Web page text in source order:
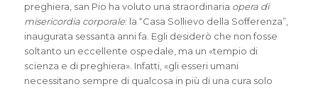
preghiera, san Pio ha voluto una straordinaria opera di
misericordia corporale: la “Casa Sollievo della Sofferenza”,
inaugurata sessanta anni fa. Egli desiderò che non fosse
soltanto un eccellente ospedale, ma un «tempio di
scienza e di preghiera». Infatti, «gli esseri umani
necessitano sempre di qualcosa in più di una cura solo